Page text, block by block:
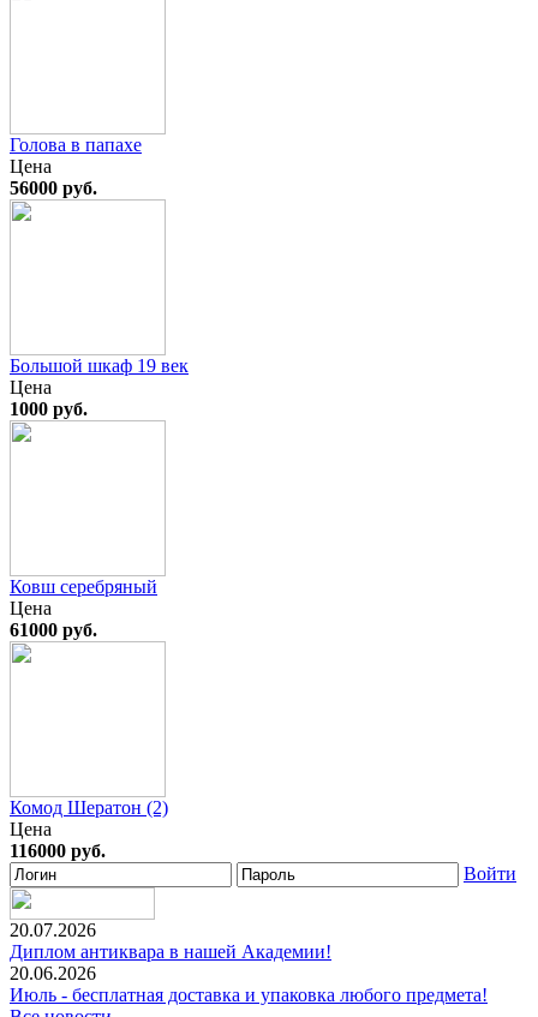
Голова в папахе
Цена
56000 руб.
Большой шкаф 19 век
Цена
1000 руб.
Ковш серебряный
Цена
61000 руб.
Комод Шератон (2)
Цена
116000 руб.
Войти
20.07.2026
Диплом антиквара в нашей Академии!
20.06.2026
Июль - бесплатная доставка и упаковка любого предмета!